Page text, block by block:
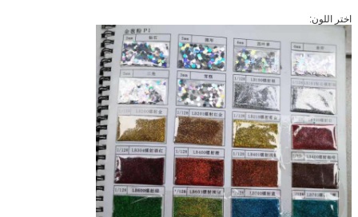
السمة
2مقاومة الحرارة العالية ومقاومة للمذيبات والحمض والقلوية
3, العديد من الأشكال
اختر اللون: